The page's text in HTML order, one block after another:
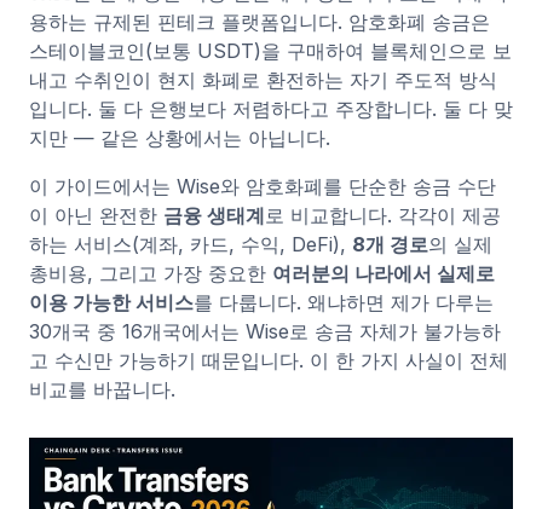
용하는 규제된 핀테크 플랫폼입니다. 암호화폐 송금은
스테이블코인(보통 USDT)을 구매하여 블록체인으로 보
내고 수취인이 현지 화폐로 환전하는 자기 주도적 방식
입니다. 둘 다 은행보다 저렴하다고 주장합니다. 둘 다 맞
지만 — 같은 상황에서는 아닙니다.
이 가이드에서는 Wise와 암호화폐를 단순한 송금 수단
이 아닌 완전한 금융 생태계로 비교합니다. 각각이 제공
하는 서비스(계좌, 카드, 수익, DeFi), 8개 경로의 실제
총비용, 그리고 가장 중요한 여러분의 나라에서 실제로
이용 가능한 서비스를 다룹니다. 왜냐하면 제가 다루는
30개국 중 16개국에서는 Wise로 송금 자체가 불가능하
고 수신만 가능하기 때문입니다. 이 한 가지 사실이 전체
비교를 바꿉니다.